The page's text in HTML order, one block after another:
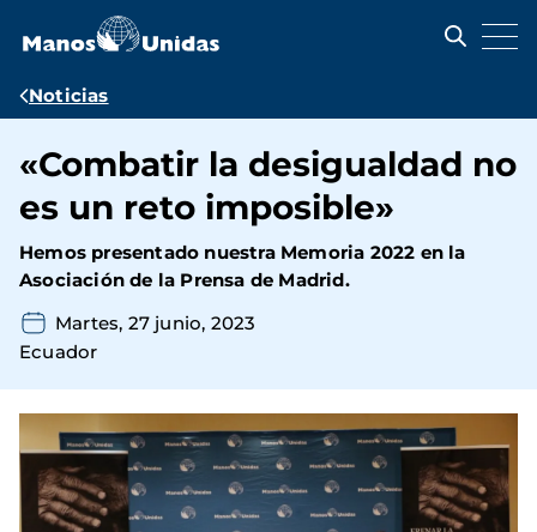
contenido
Ruta
navegación
Noticias
«Combatir la desigualdad no
es un reto imposible»
Hemos presentado nuestra Memoria 2022 en la
Asociación de la Prensa de Madrid.
Martes, 27 junio, 2023
Ecuador